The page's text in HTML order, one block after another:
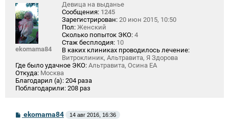
ekomama84
Девица на выданье
Сообщения: 1245
Зарегистрирован: 20 июн 2015, 10:50
Пол: Женский
Сколько попыток ЭКО: 4
Стаж бесплодия: 10
В каких клиниках проводилось лечение:
Витроклиник, Альтравита, Я Здорова
Где было удачное ЭКО: Альтравита, Осина ЕА
Откуда: Москва
Благодарил (а): 204 раза
Поблагодарили: 208 раз
Сekomama84 14 авг 2016, 16:36